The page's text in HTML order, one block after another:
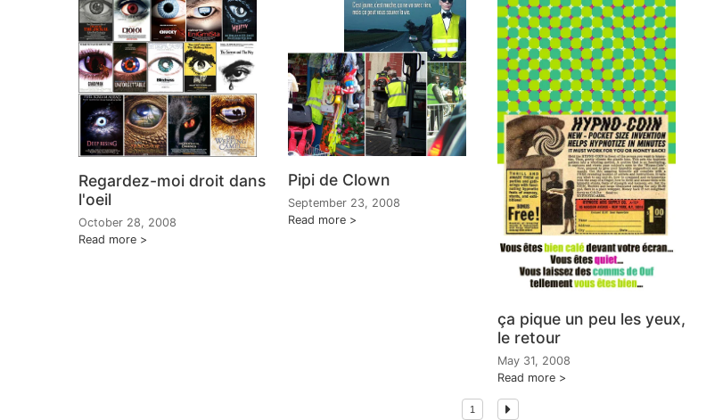
Regardez-moi droit dans
l'oeil
October 28, 2008
Read more
Pipi de Clown
September 23, 2008
Read more
ça pique un peu les yeux,
le retour
May 31, 2008
Read more
1